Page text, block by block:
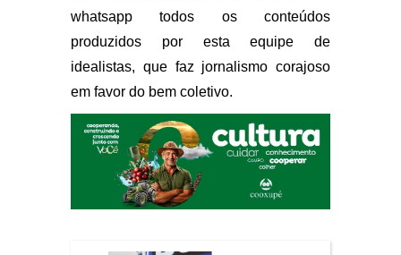
whatsapp todos os conteúdos
produzidos por esta equipe de
idealistas, que faz jornalismo corajoso
em favor do bem coletivo.